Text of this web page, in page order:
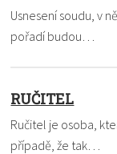
Usnesení soudu, v
pořadí budou…
RUČITEL
Ručitel je osoba,
případě, že tak…